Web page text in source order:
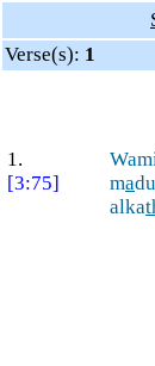
Verse(s): 1
1.
[3:75]
ma
alka